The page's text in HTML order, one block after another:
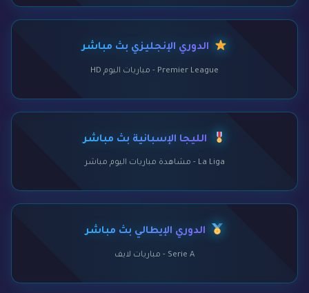
الدوري الإنجليزي بث مباشر
Premier League - مباريات اليوم HD
الليجا الإسبانية بث مباشر
La Liga - مشاهدة مباريات اليوم مباشر
الدوري الإيطالي بث مباشر
Serie A - مباريات لايف